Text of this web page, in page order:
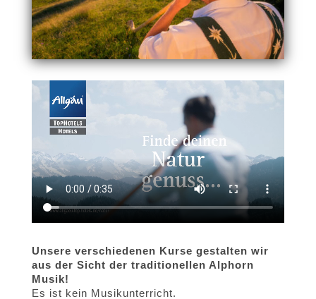
Unsere verschiedenen Kurse gestalten wir
aus der Sicht der traditionellen Alphorn
Musik!
Es ist kein Musikunterricht.